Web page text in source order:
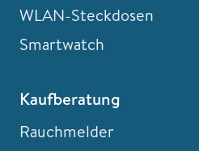
WLAN-Steckdosen
Smartwatch
Kaufberatung
Rauchmelder